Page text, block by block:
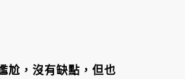
尬，沒有缺點，但也